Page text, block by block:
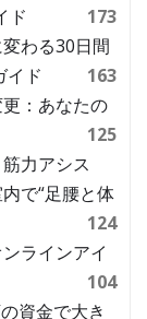
ド
173
わる30日間
イド
163
：あなたの
125
力アシス
で“足腰と体
124
ラインアイ
104
資金で大き